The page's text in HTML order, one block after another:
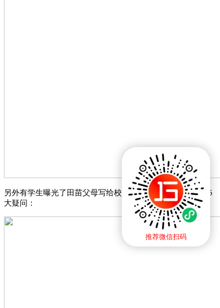
推荐微信扫码
另外有学生曝光了田苗父母写给校方的《请求书》。提出了6
大疑问：